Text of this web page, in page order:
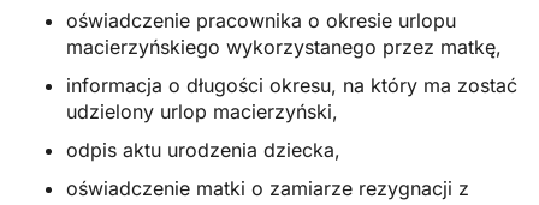
oświadczenie pracownika o okresie urlopu
macierzyńskiego wykorzystanego przez matkę,
informacja o długości okresu, na który ma zostać
udzielony urlop macierzyński,
odpis aktu urodzenia dziecka,
oświadczenie matki o zamiarze rezygnacji z